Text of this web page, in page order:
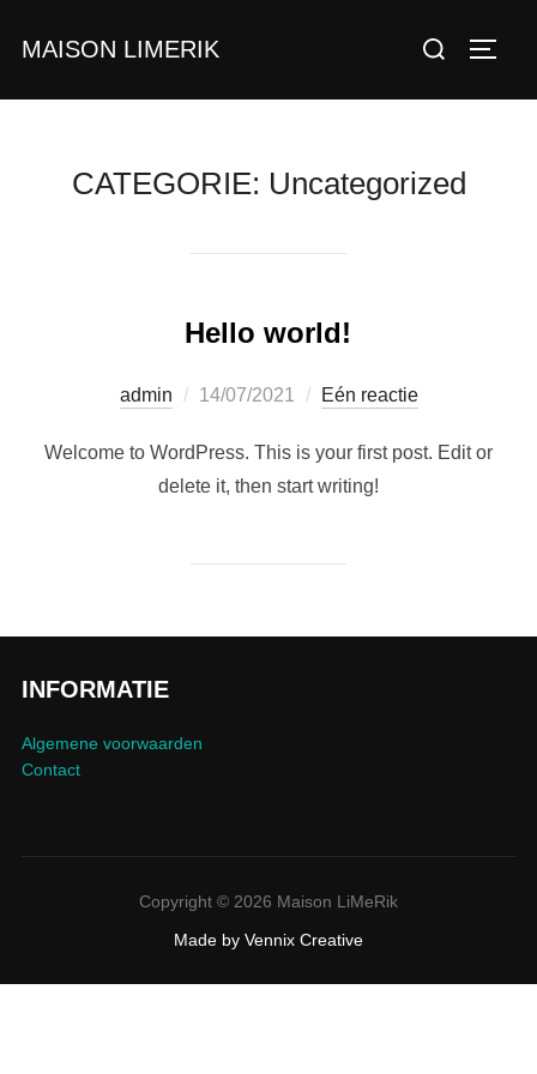
naarMAISON LIMERIK
Zoek
CATEGORIE: Uncategorized
Hello world!
admin
Geplaatst
14/07/2021 Eén reactie
Welcome to WordPress. This is your first post. Edit or
delete it, then start writing!
INFORMATIE
Algemene voorwaarden
Contact
Copyright © 2026 Maison LiMeRik
Made by Vennix Creative